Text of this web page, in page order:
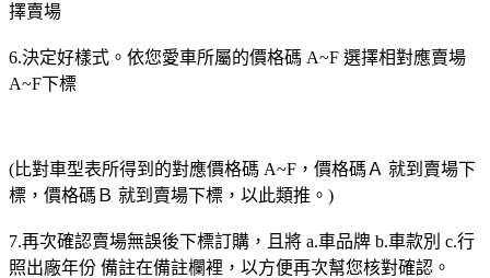
擇賣場
6.決定好樣式。依您愛車所屬的價格碼 A~F 選擇相對應賣場
A~F下標
(比對車型表所得到的對應價格碼 A~F，價格碼Ａ 就到賣場下
標，價格碼Ｂ 就到賣場下標，以此類推。)
7.再次確認賣場無誤後下標訂購，且將 a.車品牌 b.車款別 c.行
照出廠年份 備註在備註欄裡，以方便再次幫您核對確認。